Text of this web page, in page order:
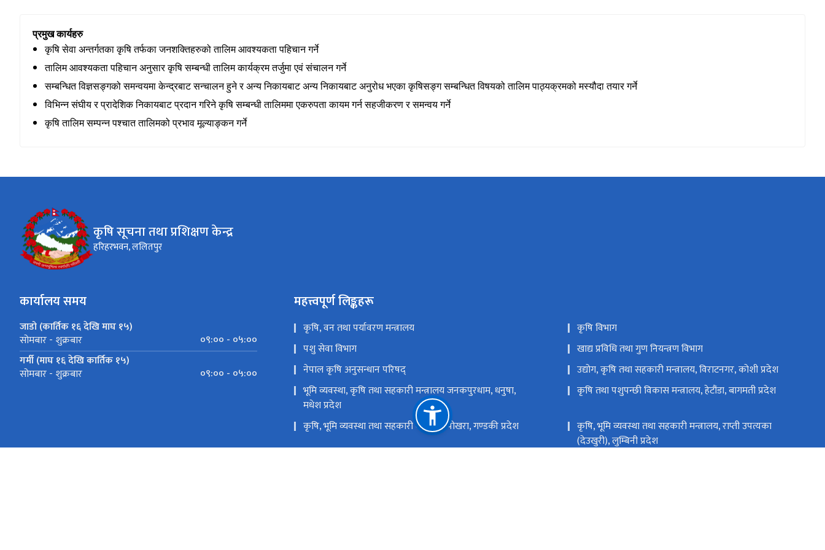
प्रमुख कार्यहरु
कृषि सेवा अन्तर्गतका कृषि तर्फका जनशक्तिहरुको तालिम आवश्यकता पहिचान गर्ने
तालिम आवश्यकता पहिचान अनुसार कृषि सम्बन्धी तालिम कार्यक्रम तर्जुमा एवं संचालन गर्ने
सम्बन्धित विज्ञसङ्गको समन्वयमा केन्द्रबाट सन्चालन हुने र अन्य निकायबाट अन्य निकायबाट अनुरोध भएका कृषिसङ्ग सम्बन्धित विषयको तालिम पाठ्यक्रमको मस्यौदा तयार गर्ने
विभिन्न संघीय र प्रादेशिक निकायबाट प्रदान गरिने कृषि सम्बन्धी तालिममा एकरुपता कायम गर्न सहजीकरण र समन्वय गर्ने
कृषि तालिम सम्पन्न पश्चात तालिमको प्रभाव मूल्याङ्कन गर्ने
कृषि सूचना तथा प्रशिक्षण केन्द्र
हरिहरभवन, ललितपुर
कार्यालय समय
जाडो (कार्तिक १६ देखि माघ १५)
सोमबार - शुक्रबार
०९:०० - ०५:००
गर्मी (माघ १६ देखि कार्तिक १५)
सोमबार - शुक्रबार ०९:०० - ०५:००
महत्त्वपूर्ण लिङ्कहरू
कृषि, वन तथा पर्यावरण मन्त्रालय
कृषि विभाग
पशु सेवा विभाग
खाद्य प्रविधि तथा गुण नियन्त्रण विभाग
नेपाल कृषि अनुसन्धान परिषद्
उद्योग, कृषि तथा सहकारी मन्त्रालय, विराटनगर, कोशी प्रदेश
भूमि व्यवस्था, कृषि तथा सहकारी मन्त्रालय जनकपुरधाम, धनुषा,
मधेश प्रदेश
कृषि तथा पशुपन्छी विकास मन्त्रालय, हेटौंडा, बागमती प्रदेश
कृषि, भूमि व्यवस्था तथा सहकारी मन्त्रालय पोखरा, गण्डकी प्रदेश
कृषि, भूमि व्यवस्था तथा सहकारी मन्त्रालय, राप्ती उपत्यका
(देउखुरी), लुम्बिनी प्रदेश